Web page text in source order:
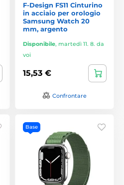
F-Design FS11 Cinturino
in acciaio per orologio
Samsung Watch 20
mm, argento
Disponibile, martedì 11. 8. da
voi
15,53 €
Confrontare
Base